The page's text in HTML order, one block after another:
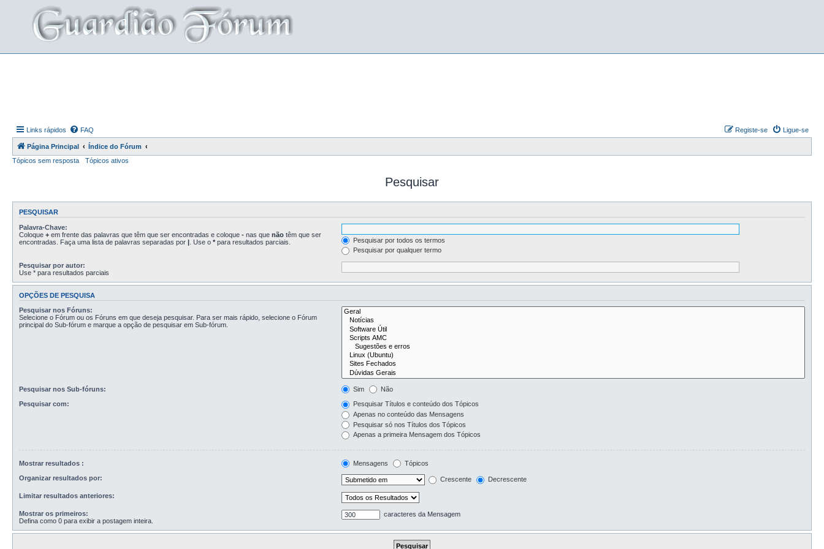
Links rápidos FAQ Ligue-se
Registe-se
Página Principal
Índice do Fórum
Tópicos sem resposta
Tópicos ativos
Pesquisar
PESQUISAR
Palavra-Chave:
Coloque + em frente das palavras que têm que ser encontradas e coloque - nas que não têm que ser
encontradas. Faça uma lista de palavras separadas por | . Use o * para resultados parciais.
Pesquisar por todos os termos
Pesquisar por qualquer termo
Pesquisar por autor:
Use * para resultados parciais
OPÇÕES DE PESQUISA
Pesquisar nos Fóruns:
Selecione o Fórum ou os Fóruns em que deseja pesquisar. Para ser mais rápido, selecione o Fórum
principal do Sub-fórum e marque a opção de pesquisar em Sub-fórum.
Pesquisar nos Sub-fóruns: Sim Não
Pesquisar com:
Pesquisar Títulos e conteúdo dos Tópicos
Apenas no conteúdo das Mensagens
Pesquisar só nos Títulos dos Tópicos
Apenas a primeira Mensagem dos Tópicos
Mostrar resultados : Mensagens Tópicos
Organizar resultados por: Crescente Decrescente
Limitar resultados anteriores:
Mostrar os primeiros:
Defina como 0 para exibir a postagem inteira.
caracteres da Mensagem